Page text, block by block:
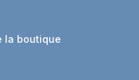
la boutique